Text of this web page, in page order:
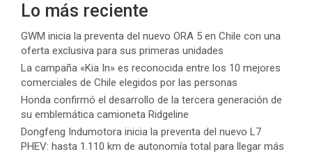
Lo más reciente
GWM inicia la preventa del nuevo ORA 5 en Chile con una
oferta exclusiva para sus primeras unidades
La campaña «Kia In» es reconocida entre los 10 mejores
comerciales de Chile elegidos por las personas
Honda confirmó el desarrollo de la tercera generación de
su emblemática camioneta Ridgeline
Dongfeng Indumotora inicia la preventa del nuevo L7
PHEV: hasta 1.110 km de autonomía total para llegar más